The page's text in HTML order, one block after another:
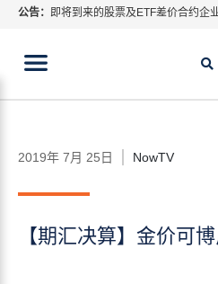
公告： 即将到来的股票及ETF差价合约企
当前位置: NowTV
弹至1330
2019年 7月 25日 NowTV
【期汇决算】金价可